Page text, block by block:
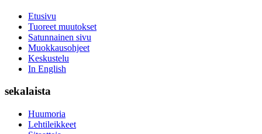
Etusivu
Tuoreet muutokset
Satunnainen sivu
Muokkausohjeet
Keskustelu
In English
sekalaista
Huumoria
Lehtileikkeet